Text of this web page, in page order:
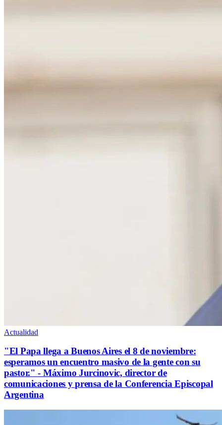
Actualidad
"El Papa llega a Buenos Aires el 8 de noviembre:
esperamos un encuentro masivo de la gente con su
pastor." - Máximo Jurcinovic, director de
comunicaciones y prensa de la Conferencia Episcopal
Argentina